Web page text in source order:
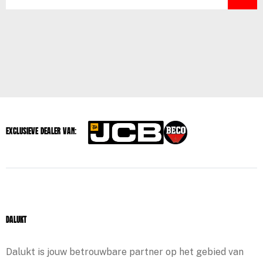
Exclusieve dealer van:
Dalukt
Dalukt is jouw betrouwbare partner op het gebied van